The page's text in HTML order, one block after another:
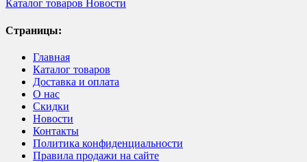
Каталог товаров Новости
Страницы:
Главная
Каталог товаров
Доставка и оплата
О нас
Скидки
Новости
Контакты
Политика конфиденциальности
Правила продажи на сайте